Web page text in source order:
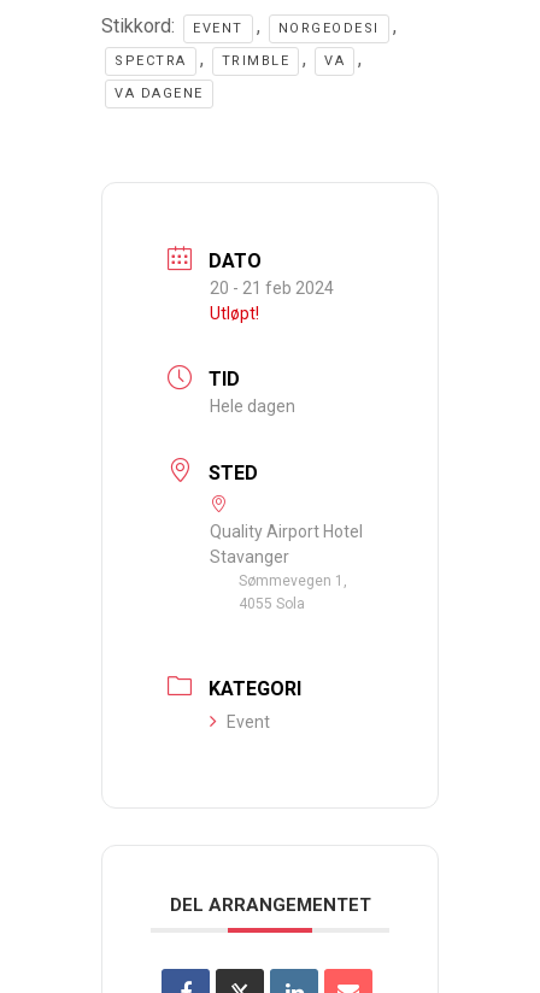
Stikkord: EVENT , NORGEODESI ,
SPECTRA , TRIMBLE , VA ,
VA DAGENE
DATO
20 - 21 feb 2024
Utløpt!
TID
Hele dagen
STED
Quality Airport Hotel
Stavanger
Sømmevegen 1,
4055 Sola
KATEGORI
Event
DEL ARRANGEMENTET